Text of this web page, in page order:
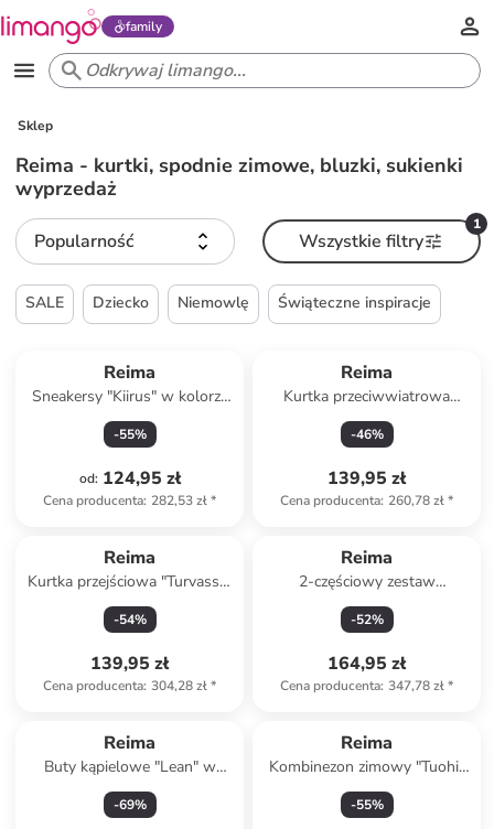
family
Sklep
Reima - kurtki, spodnie zimowe, bluzki, sukienki
wyprzedaż
Popularność
1
Wszystkie filtry
SALE Dziecko Niemowlę Świąteczne inspiracje
Reima
Sneakersy "Kiirus" w kolorze
khaki
-55%
od: 124,95 zł
Cena producenta: 282,53 zł*
Reima
Kurtka przeciwwiatrowa
"Ulkosalla" w kolorze różowo-
pomarańczowym
-46%
139,95 zł
Cena producenta: 260,78 zł*
Reima
Kurtka przejściowa "Turvassa"
w kolorze jasnoróżowym
-54%
139,95 zł
Cena producenta: 304,28 zł*
Reima
2-częściowy zestaw
przeciwdeszczowy "Moomin"
w kolorze czarno-
-52%
164,95 zł
Cena producenta: 347,78 zł*
Reima
Buty kąpielowe "Lean" w
kolorze błękitnym
-69%
Reima
Kombinezon zimowy "Tuohi"
w kolorze różowym
-55%